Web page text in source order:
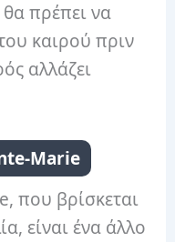
πρέπει να
καιρού πριν
αλλάζει
Marie
που βρίσκεται
είναι ένα άλλο